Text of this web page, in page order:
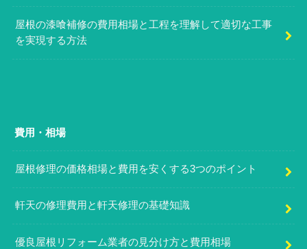
屋根の漆喰補修の費用相場と工程を理解して適切な工事
を実現する方法
費用・相場
屋根修理の価格相場と費用を安くする3つのポイント
軒天の修理費用と軒天修理の基礎知識
優良屋根リフォーム業者の見分け方と費用相場